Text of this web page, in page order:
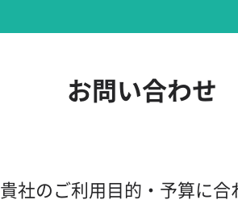
お問い合わせ
貴社のご利用目的・予算に合